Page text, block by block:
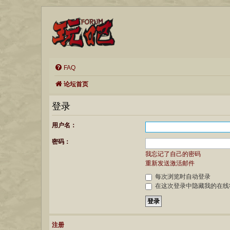
FAQ
论坛首页
登录
用户名：
密码：
我忘记了自己的密码
重新发送激活邮件
每次浏览时自动登录
在这次登录中隐藏我的在线
注册